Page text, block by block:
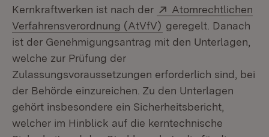
Kernkraftwerken ist nach der
Extern:
Atomrechtlichen
Verfahrensverordnung (AtVfV) (Öffnet in neuem
geregelt. Danach
ist der Genehmigungsantrag mit den Unterlagen,
welche zur Prüfung der
Zulassungsvoraussetzungen erforderlich sind, bei
der Behörde einzureichen. Zu den Unterlagen
gehört insbesondere ein Sicherheitsbericht,
welcher im Hinblick auf die kerntechnische